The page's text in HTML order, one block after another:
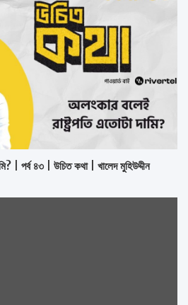
| পর্ব ৪৩ | উচিত কথা | খালেদ মুহিউদ্দীন